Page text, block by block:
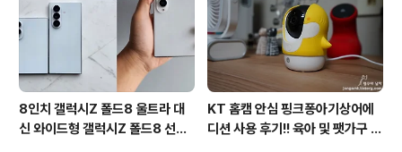
8인치 갤럭시Z 폴드8 울트라 대
신 와이드형 갤럭시Z 폴드8 선
KT 홈캠 안심 핑크퐁아기상어에
디션 사용 후기!! 육아 및 팻가구 그